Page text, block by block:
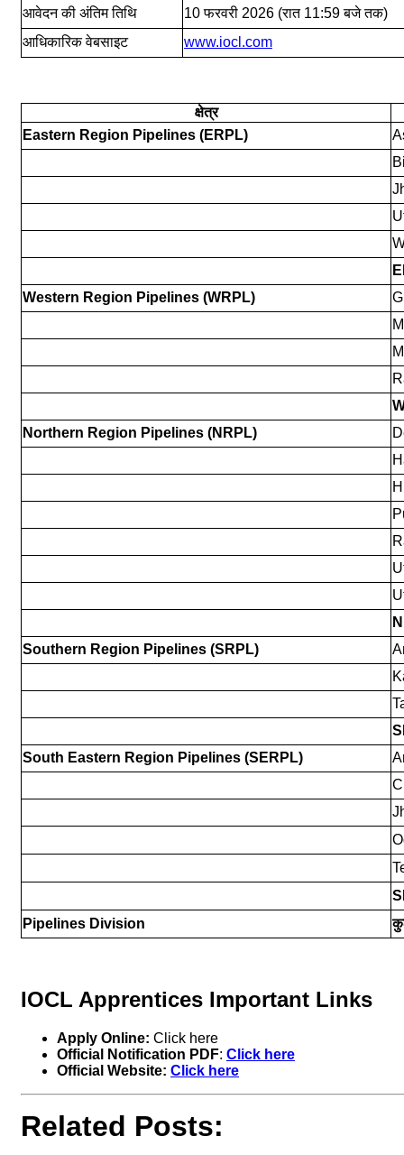
आवेदन की अंतिम तिथि
10 फरवरी 2026 (रात 11:59 बजे तक)
आधिकारिक वेबसाइट
www.iocl.com
क्षेत्र
Eastern Region Pipelines (ERPL)
Western Region Pipelines (WRPL)
Northern Region Pipelines (NRPL)
Southern Region Pipelines (SRPL)
South Eastern Region Pipelines (SERPL)
Pipelines Division
IOCL Apprentices Important Links
Apply Online: Click here
Official Notification PDF: Click here
Official Website: Click here
Related Posts: